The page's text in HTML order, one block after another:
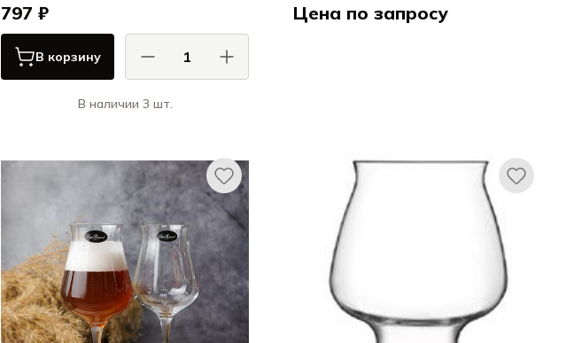
797 ₽
В корзину
В наличии 3 шт.
Цена по запросу